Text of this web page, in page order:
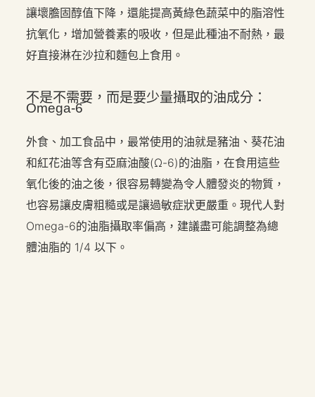
讓壞膽固醇值下降，還能提高黃綠色蔬菜中的脂溶性
抗氧化，增加營養素的吸收，但是此種油不耐熱，最
好直接淋在沙拉和麵包上食用。
不是不需要，而是要少量攝取的油成分：
Omega-6
外食、加工食品中，最常使用的油就是豬油、葵花油
和紅花油等含有亞麻油酸(Ω-6)的油脂，在食用這些
氧化後的油之後，很容易轉變為令人體發炎的物質，
也容易讓皮膚粗糙或是讓過敏症狀更嚴重。現代人對
Omega-6的油脂攝取率偏高，建議盡可能調整為總
體油脂的 1/4 以下。